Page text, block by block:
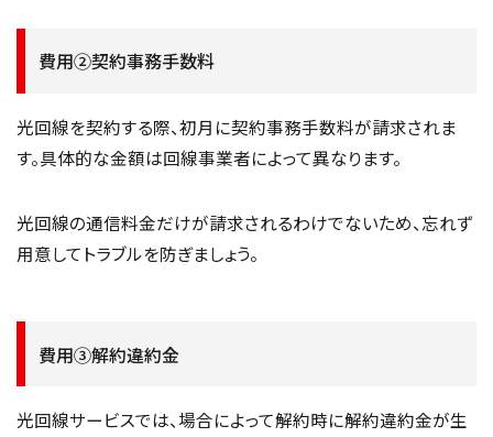
費用②契約事務手数料
光回線を契約する際、初月に契約事務手数料が請求されま
す。具体的な金額は回線事業者によって異なります。
光回線の通信料金だけが請求されるわけでないため、忘れず
用意してトラブルを防ぎましょう。
費用③解約違約金
光回線サービスでは、場合によって解約時に解約違約金が生